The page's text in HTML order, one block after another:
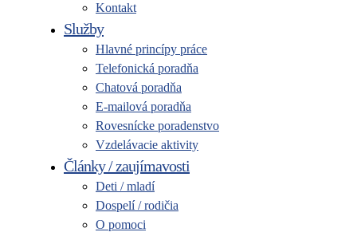
Kontakt
Služby
Hlavné princípy práce
Telefonická poradňa
Chatová poradňa
E-mailová poradňa
Rovesnícke poradenstvo
Vzdelávacie aktivity
Články / zaujímavosti
Deti / mladí
Dospelí / rodičia
O pomoci